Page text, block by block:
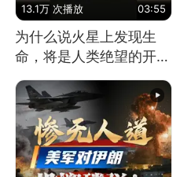
13.1万 次播放 03:55
为什么说火星上发现生
命，将是人类绝望的开
始？